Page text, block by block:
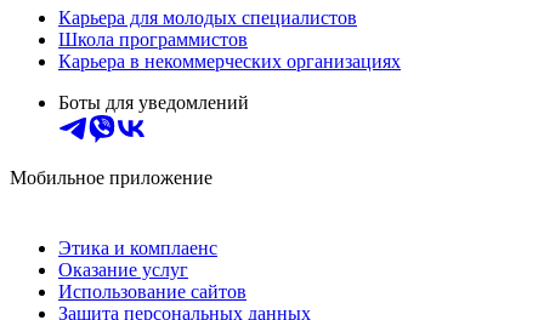
Карьера для молодых специалистов
Школа программистов
Карьера в некоммерческих организациях
Боты для уведомлений
Мобильное приложение
Этика и комплаенс
Оказание услуг
Использование сайтов
Защита персональных данных